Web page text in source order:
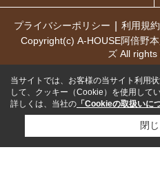
プライバシーポリシー 利用規約
Copyright(c) A-HOUSE阿倍野
ズ All
当サイトでは、お客様の当サイト利用
して、クッキー（Cookie）を使用してい
詳しくは、当社の 「Cookieの取扱いに
閉